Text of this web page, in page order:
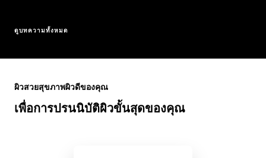
ดูบทความทั้งหมด
เพื่อการปรนนิบัติผิวขั้นสุดของคุณ
ผิวสวยสุขภาพผิวดีของคุณ